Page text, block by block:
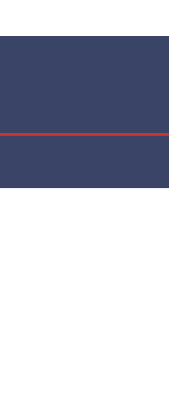
zum
MENU